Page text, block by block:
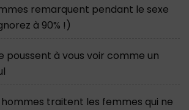
remarquent pendant le sexe
à 90% !)
poussent à vous voir comme un
traitent les femmes qui ne